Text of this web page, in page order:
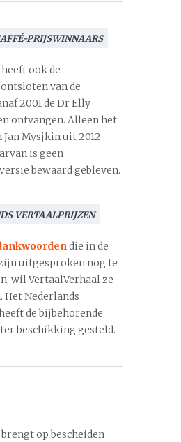
PRIJSWINNAARS
ook de
ontsloten van de
2001 de Dr Elly
ontvangen. Alleen het
Mysjkin uit 2012
is geen
bewaard gebleven.
VERTAALPRIJZEN
die in de
uitgesproken nog te
wil VertaalVerhaal ze
Nederlands
de bijbehorende
beschikking gesteld.
op bescheiden